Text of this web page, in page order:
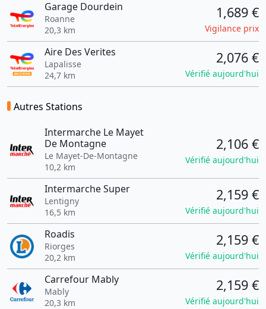
Garage Dourdein
Roanne
20,3 km
1,689 €
Vigilance prix
Aire Des Verites
Lapalisse
24,7 km
2,076 €
Vérifié aujourd'hui
Autres Stations
Intermarche Le Mayet
De Montagne
Le Mayet-De-Montagne
10,2 km
2,106 €
Vérifié aujourd'hui
Intermarche Super
Lentigny
16,5 km
2,159 €
Vérifié aujourd'hui
Roadis
Riorges
20,2 km
2,159 €
Vérifié aujourd'hui
Carrefour Mably
Mably
20,3 km
2,159 €
Vérifié aujourd'hui